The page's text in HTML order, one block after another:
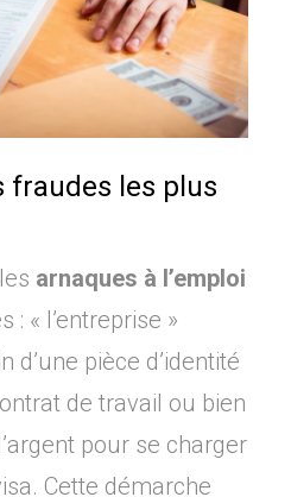
fraudes les plus
arnaques à l’emploi
: « l’entreprise »
d’une pièce d’identité
de travail ou bien
pour se charger
Cette démarche